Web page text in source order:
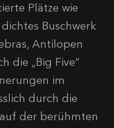
Plätze wie
Buschwerk
Antilopen
die „Big Five“
im
durch die
der berühmten